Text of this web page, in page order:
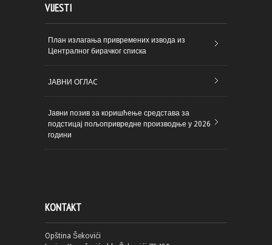
VIJESTI
План излагања привремених извода из
Централног бирачког списка
ЈАВНИ ОГЛАC
Јавни позив за коришћење средстава за
подстицај пољопривредне производње у 2026
години
KONTAKT
Opština Šekovići